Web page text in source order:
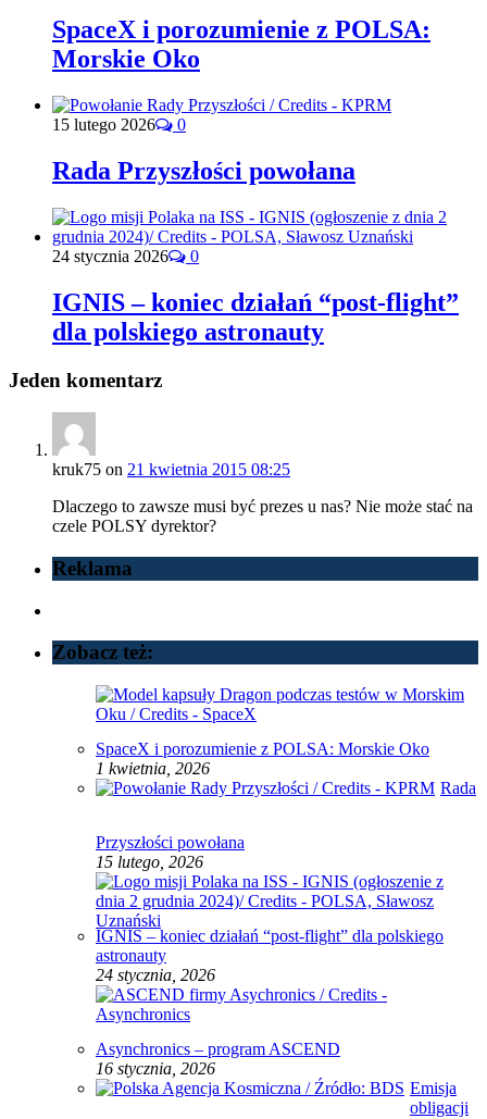
SpaceX i porozumienie z POLSA:
Morskie Oko
15 lutego 2026 0
Rada Przyszłości powołana
24 stycznia 2026 0
IGNIS – koniec działań “post-flight”
dla polskiego astronauty
Jeden komentarz
kruk75 on 21 kwietnia 2015 08:25
Dlaczego to zawsze musi być prezes u nas? Nie może stać na
czele POLSY dyrektor?
Reklama
Zobacz też:
SpaceX i porozumienie z POLSA: Morskie Oko
1 kwietnia, 2026
Rada
Przyszłości powołana
15 lutego, 2026
IGNIS – koniec działań “post-flight” dla polskiego
astronauty
24 stycznia, 2026
Asynchronics – program ASCEND
16 stycznia, 2026
Emisja
obligacji